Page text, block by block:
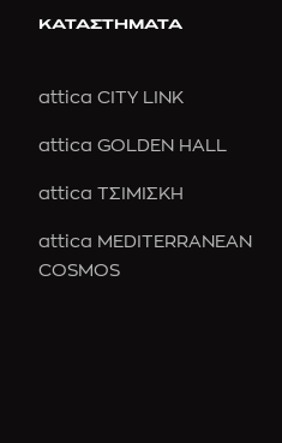
ΚΑΤΑΣΤΗΜΑΤΑ
attica CITY LINK
attica GOLDEN HALL
attica ΤΣΙΜΙΣΚΗ
attica MEDITERRANEAN
COSMOS